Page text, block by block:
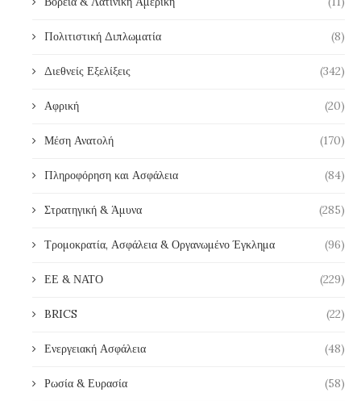
Πολιτιστική Διπλωματία (8)
Διεθνείς Εξελίξεις (342)
Αφρική (20)
Μέση Ανατολή (170)
Πληροφόρηση και Ασφάλεια (84)
Στρατηγική & Άμυνα (285)
Τρομοκρατία, Ασφάλεια & Οργανωμένο Έγκλημα (96)
ΕΕ & ΝΑΤΟ (229)
BRICS (22)
Ενεργειακή Ασφάλεια (48)
Ρωσία & Ευρασία (58)